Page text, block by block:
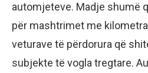
automjeteve. Madje shumë
për mashtrimet me
veturave të përdorura që
subjekte të vogla tregtare.